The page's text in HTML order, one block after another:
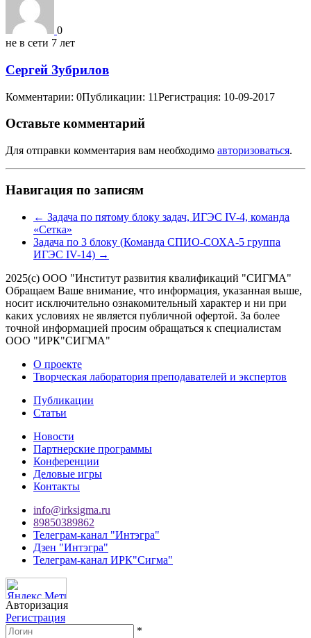
0
не в сети 7 лет
Сергей Зубрилов
Комментарии: 0Публикации: 11Регистрация: 10-09-2017
Оставьте комментарий
Для отправки комментария вам необходимо авторизоваться.
Навигация по записям
← Задача по пятому блоку задач, ИГЭС IV-4, команда
«Сетка»
Задача по 3 блоку (Команда СПИО-СОХА-5 группа
ИГЭС IV-14) →
2025(с) ООО "Институт развития квалификаций "СИГМА"
Обращаем Ваше внимание, что информация, указанная выше,
носит исключительно ознакомительный характер и ни при
каких условиях не является публичной офертой. За более
точной информацией просим обращаться к специалистам
ООО "ИРК"СИГМА"
О проекте
Творческая лаборатория преподавателей и экспертов
Публикации
Статьи
Новости
Партнерские программы
Конференции
Деловые игры
Контакты
info@irksigma.ru
89850389862
Телеграм-канал "Интэгра"
Дзен "Интэгра"
Телеграм-канал ИРК"Сигма"
Авторизация
Регистрация
*